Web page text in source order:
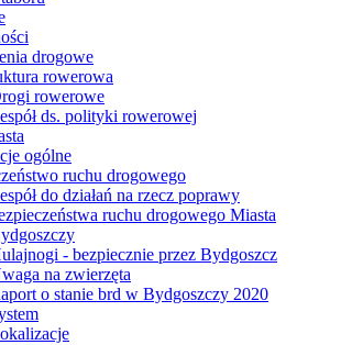
drogowe
rowerowa
rowerowe
ds. polityki rowerowej
ogólne
ruchu drogowego
do działań na rzecz poprawy
ruchu drogowego Miasta
- bezpiecznie przez Bydgoszcz
na zwierzęta
o stanie brd w Bydgoszczy 2020